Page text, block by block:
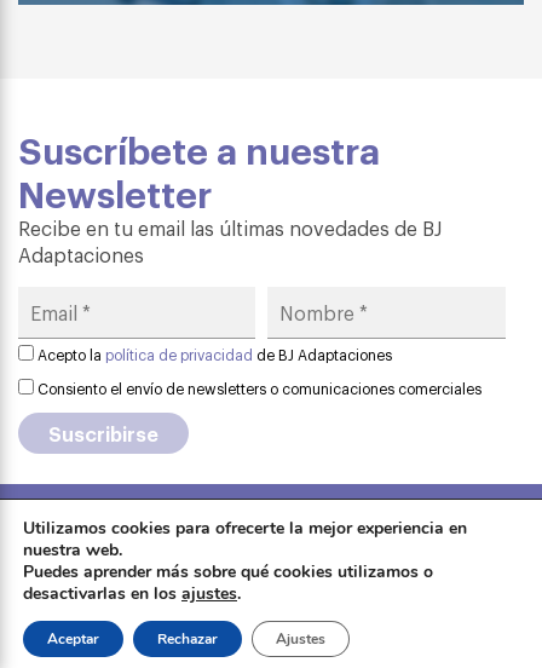
Suscríbete a nuestra
Newsletter
Recibe en tu email las últimas novedades de BJ
Adaptaciones
Acepto la política de privacidad de BJ Adaptaciones
Consiento el envío de newsletters o comunicaciones comerciales
Formación
Tienda
Política de cookies· Contactar
Utilizamos cookies para ofrecerte la mejor experiencia en
nuestra web.
Puedes aprender más sobre qué cookies utilizamos o
desactivarlas en los ajustes.
Aceptar Rechazar Ajustes